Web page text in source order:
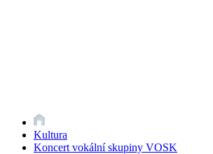
Kultura
Koncert vokální skupiny VOSK